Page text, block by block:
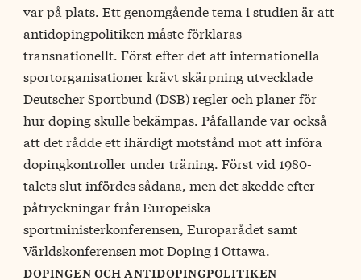
var på plats. Ett genomgående tema i studien är att
antidopingpolitiken måste förklaras
transnationellt. Först efter det att internationella
sportorganisationer krävt skärpning utvecklade
Deutscher Sportbund (DSB) regler och planer för
hur doping skulle bekämpas. Påfallande var också
att det rådde ett ihärdigt motstånd mot att införa
dopingkontroller under träning. Först vid 1980-
talets slut infördes sådana, men det skedde efter
påtryckningar från Europeiska
sportministerkonferensen, Europarådet samt
Världskonferensen mot Doping i Ottawa.
dopingen och antidopingpolitiken